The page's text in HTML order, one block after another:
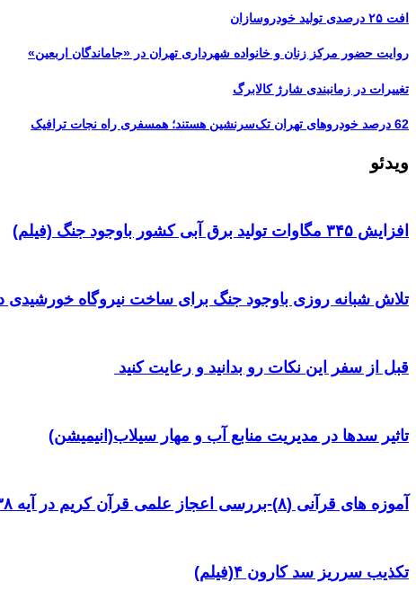
افت ۲۵ درصدی تولید خودروسازان
روایت حضور مرکز زنان و خانواده شهرداری تهران در «جاماندگان اربعین»
تغییرات در زمانبندی‌ شارژ کالابرگ
62 درصد خودروهای تهران تک‌سرنشین‌ هستند؛ همسفری راه نجات ترافیک
ویدئو
افزایش ۳۴۵ مگاوات تولید برق آبی کشور باوجود جنگ (فیلم)
تلاش شبانه روزی باوجود جنگ برای ساخت نیروگاه خورشیدی
قبل از سفر این نکات رو بدانید و رعایت کنید ‌
تاثیر سدها در مدیریت منابع آب و مهار سیلاب(انیمیشن)
آموزه های قرآنی (۸)-بررسی اعجاز علمی قرآن کریم در آیه ۳۸ سوره یس
تکذیب سرریز سد کارون ۴(فیلم)